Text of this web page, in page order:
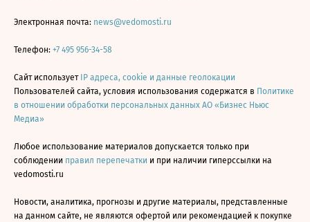
Электронная почта: news@vedomosti.ru
Телефон: +7 495 956-34-58
Сайт использует IP адреса, cookie и данные геолокации
Пользователей сайта, условия использования содержатся в Политике
в отношении обработки персональных данных АО «Бизнес Ньюс
Медиа»
Любое использование материалов допускается только при
соблюдении правил перепечатки и при наличии гиперссылки на
vedomosti.ru
Новости, аналитика, прогнозы и другие материалы, представленные
на данном сайте, не являются офертой или рекомендацией к покупке